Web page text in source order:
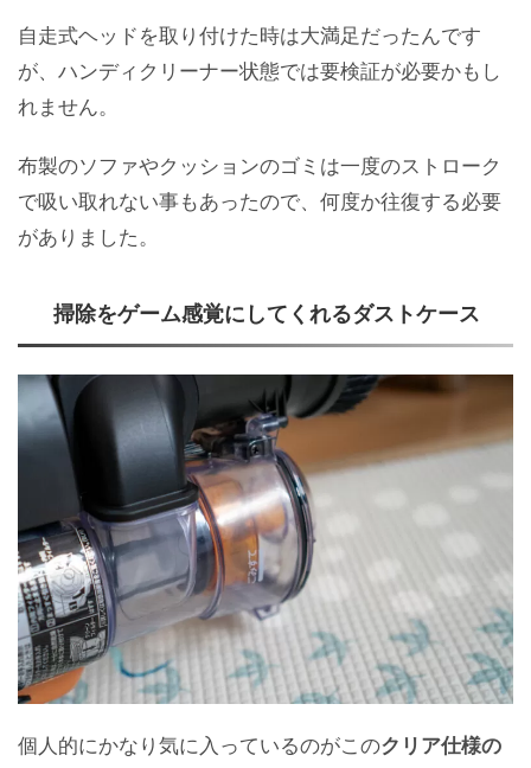
自走式ヘッドを取り付けた時は大満足だったんです
が、ハンディクリーナー状態では要検証が必要かもし
れません。
布製のソファやクッションのゴミは一度のストローク
で吸い取れない事もあったので、何度か往復する必要
がありました。
掃除をゲーム感覚にしてくれるダストケース
個人的にかなり気に入っているのがこのクリア仕様の